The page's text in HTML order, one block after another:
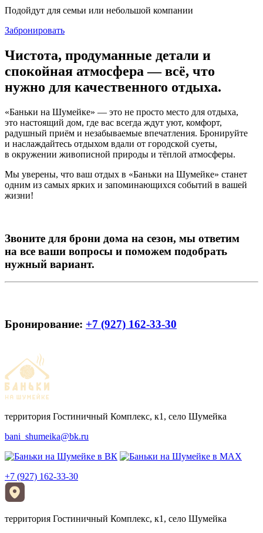
Подойдут для семьи или небольшой компании
Забронировать
Чистота, продуманные детали и
спокойная атмосфера — всё, что
нужно для качественного отдыха.
«Баньки на Шумейке» — это не просто место для отдыха,
это настоящий дом, где вас всегда ждут уют, комфорт,
радушный приём и незабываемые впечатления. Бронируйте
и наслаждайтесь отдыхом вдали от городской суеты,
в окружении живописной природы и тёплой атмосферы.
Мы уверены, что ваш отдых в «Баньки на Шумейке» станет
одним из самых ярких и запоминающихся событий в вашей
жизни!
Звоните для брони дома на сезон, мы ответим
на все ваши вопросы и поможем подобрать
нужный вариант.
Бронирование: +7 (927) 162-33-30
территория Гостиничный Комплекс, к1, село Шумейка
bani_shumeika@bk.ru
+7 (927) 162-33-30
территория Гостиничный Комплекс, к1, село Шумейка